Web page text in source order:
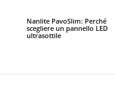
Nanlite PavoSlim: Perché
scegliere un pannello LED
ultrasottile